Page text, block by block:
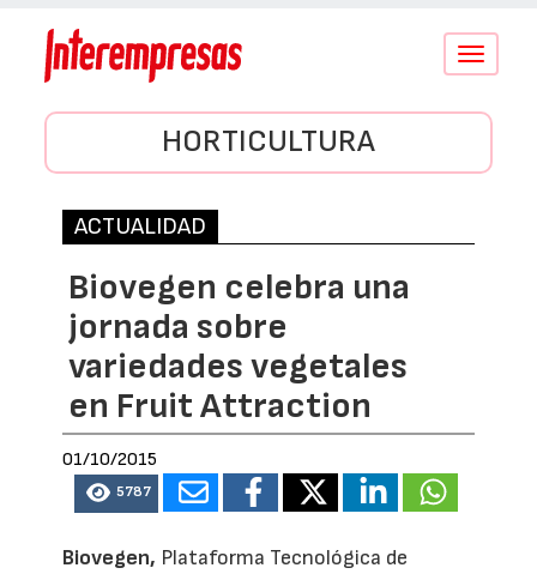
Conmutar
HORTICULTURA
ACTUALIDAD
Biovegen celebra una
jornada sobre
variedades vegetales
en Fruit Attraction
01/10/2015
5787
Biovegen, Plataforma Tecnológica de